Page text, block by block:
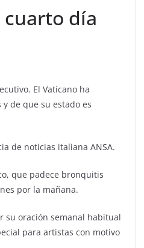
cuarto día
El Vaticano ha
de que su estado es
de noticias italiana ANSA.
que padece bronquitis
por la mañana.
su oración semanal habitual
para artistas con motivo